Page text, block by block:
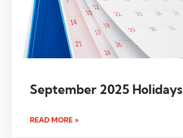
September 2025 Holidays
READ MORE »